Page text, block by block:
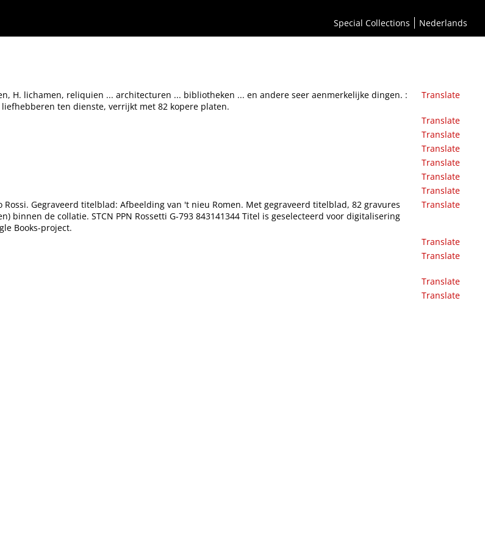
Special Collections Nederlands
... en andere seer aenmerkelijke dingen. : Den schilderen, beeldhouweren, bouwmeesteren, en andere liefhebberen ten dienste, verrijkt met 82
H. lichamen, reliquien ... architecturen ... bibliotheken ... en andere seer aenmerkelijke dingen. :
ten dienste, verrijkt met 82 kopere platen.
Translate
Translate
Translate
Translate
Translate
Translate
Translate
Gegraveerd titelblad: Afbeelding van 't nieu Romen. Met gegraveerd titelblad, 82 gravures
binnen de collatie. STCN PPN Rossetti G-793 843141344 Titel is geselecteerd voor digitalisering
Books-project.
Translate
Translate
Translate
Translate
Translate